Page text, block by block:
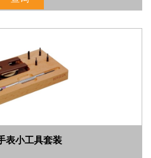
表小工具套装